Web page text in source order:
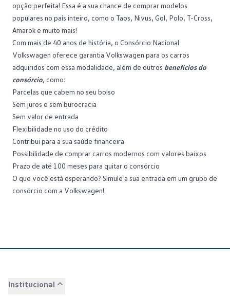
opção perfeita! Essa é a sua chance de comprar modelos
populares no país inteiro, como o Taos, Nivus, Gol, Polo, T-Cross,
Amaroke muito mais!
Com mais de 40 anos de história, o Consórcio Nacional
Volkswagen oferece garantia Volkswagen para os carros
adquiridos com essa modalidade, além de outros benefícios do
consórcio, como:
Parcelas que cabem no seu bolso
Sem juros e sem burocracia
Sem valor de entrada
Flexibilidade no uso do crédito
Contribui para a sua saúde financeira
Possibilidade de comprarcarros modernos com valores baixos
Prazo de até 100 meses para quitar o consórcio
O que você está esperando? Simule a sua entrada em um grupo de
consórcio com a Volkswagen!
Institucional